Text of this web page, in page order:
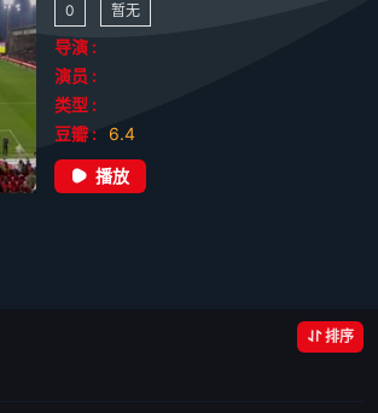
0 暂无
导演 :
演员 :
类型 :
豆瓣 :
6.4
播放
排序